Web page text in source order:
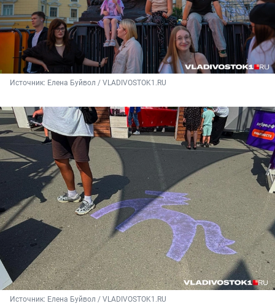
Источник: Елена Буйвол / VLADIVOSTOK1.RU
Источник: Елена Буйвол / VLADIVOSTOK1.RU